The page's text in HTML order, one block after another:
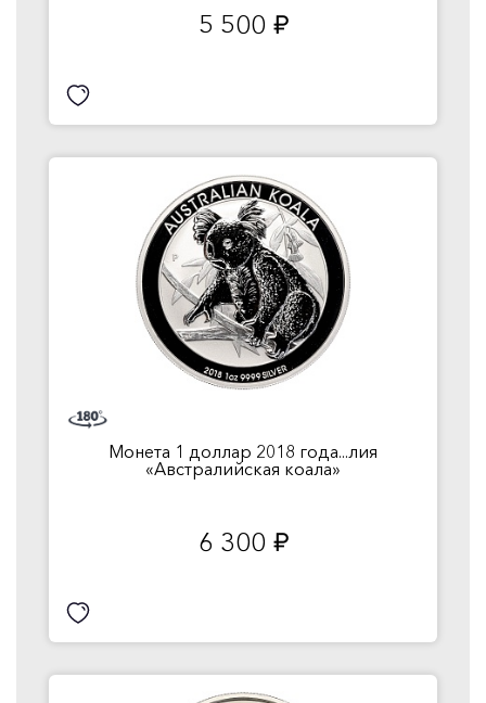
5 500 руб.
Монета 1 доллар 2018 года...лия
«Австралийская коала»
6 300 руб.